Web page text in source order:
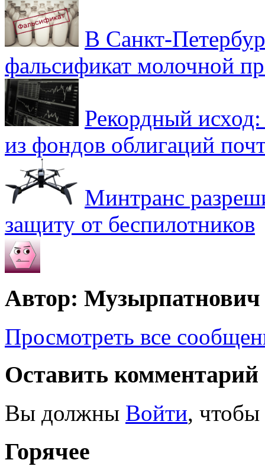
В Санкт-
фальсификат молочной
Рекордный
из фондов облигаций
Минтранс
защиту от беспилотников
Автор: Музырпатнович
Просмотреть все
Оставить комментарий
Вы должны Войти, чтобы
Горячее